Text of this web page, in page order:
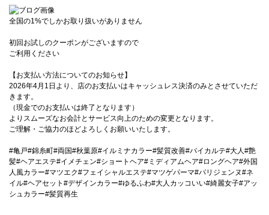
全国の1%でしかお取り扱いがありません
初回お試しのクーポンがございますので
ご利用ください
【お支払い方法についてのお知らせ】
2026年4月1日より、店のお支払いはキャッシュレス決済のみとさせていただ
きます。
（現金でのお支払いは終了となります）
よりスムーズなお会計とサービス向上のための変更となります。
ご理解・ご協力のほどよろしくお願いいたします。
#亀戸#錦糸町#両国#秋葉原#イルミナカラー#髪質改善#バイカルテ#大人#艶
髪#ヘアエステ#イメチェン#ショートヘア#ミディアムヘア#ロングヘア#外国
人風カラー#マツエク#フェイシャルエステ#マツゲパーマ#パリジェンヌ#ネ
イル#ヘアセット#デザインカラー#ゆるふわ#大人カッコいい#綺麗女子#アッ
シュカラー#髪質再生